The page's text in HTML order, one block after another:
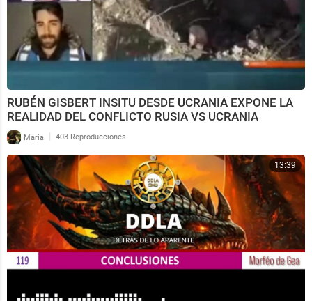
RUBÉN GISBERT INSITU DESDE UCRANIA EXPONE LA
REALIDAD DEL CONFLICTO RUSIA VS UCRANIA
Maria | 403 Reproducciones
13:39